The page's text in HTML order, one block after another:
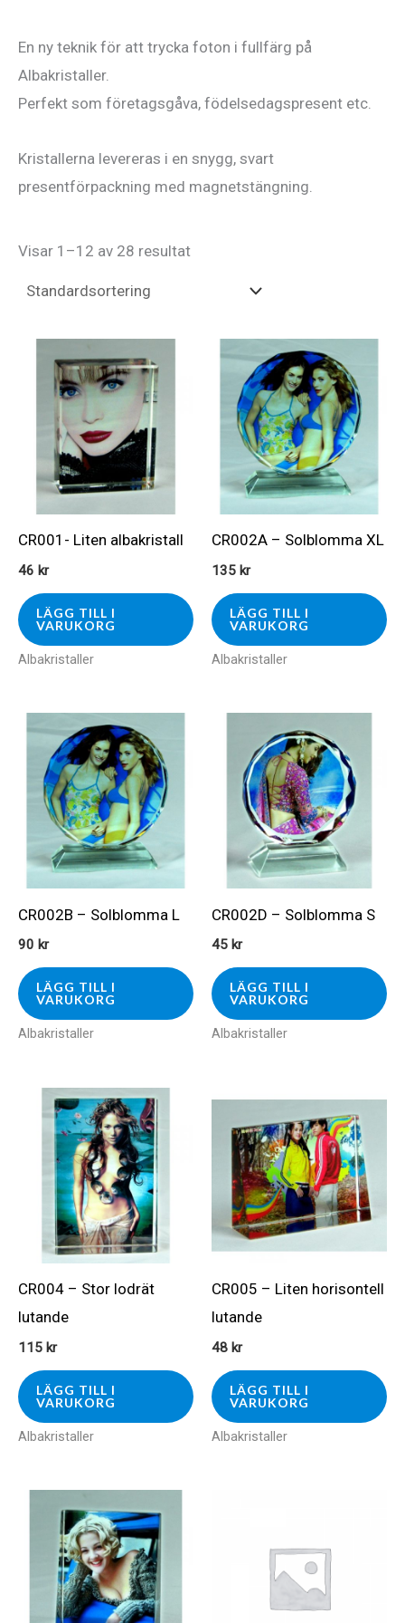
En ny teknik för att trycka foton i fullfärg på
Albakristaller.
Perfekt som företagsgåva, födelsedagspresent etc.
Kristallerna levereras i en snygg, svart
presentförpackning med magnetstängning.
Visar 1–12 av 28 resultat
CR001- Liten albakristall
46 kr
LÄGG TILL I
VARUKORG
Albakristaller
CR002A – Solblomma XL
135 kr
LÄGG TILL I
VARUKORG
Albakristaller
CR002B – Solblomma L
90 kr
LÄGG TILL I
VARUKORG
Albakristaller
CR002D – Solblomma S
45 kr
LÄGG TILL I
VARUKORG
Albakristaller
CR004 – Stor lodrät
lutande
115 kr
LÄGG TILL I
VARUKORG
Albakristaller
CR005 – Liten horisontell
lutande
48 kr
LÄGG TILL I
VARUKORG
Albakristaller